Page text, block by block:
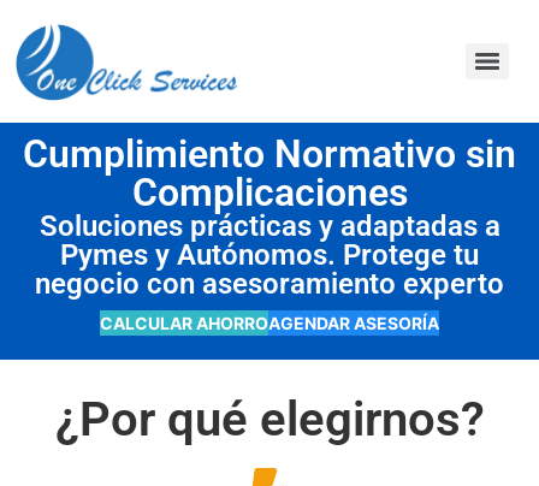
Cumplimiento Normativo sin
Complicaciones
Soluciones prácticas y adaptadas a
Pymes y Autónomos. Protege tu
negocio con asesoramiento experto
CALCULAR AHORROAGENDAR ASESORÍA
¿Por qué elegirnos?